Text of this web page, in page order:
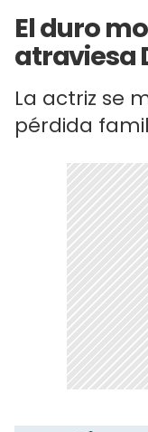
El duro
atraviesa
La actriz se
pérdida